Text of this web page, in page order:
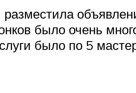
было очень
было по 5